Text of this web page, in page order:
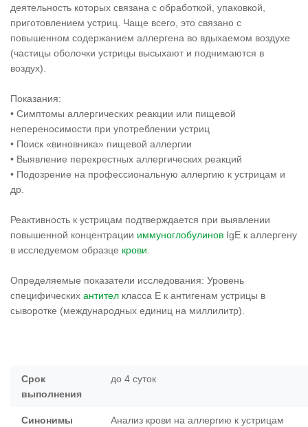
деятельность которых связана с обработкой, упаковкой,
приготовлением устриц. Чаще всего, это связано с
повышенном содержанием аллергена во вдыхаемом воздухе
(частицы оболочки устрицы высыхают и поднимаются в
воздух).
Показания:
• Симптомы аллергических реакции или пищевой
непереносимости при употреблении устриц
• Поиск «виновника» пищевой аллергии
• Выявление перекрестных аллергических реакций
• Подозрение на профессиональную аллергию к устрицам и
др.
Реактивность к устрицам подтверждается при выявлении
повышенной концентрации иммуноглобулинов IgE к аллергену
в исследуемом образце крови
Определяемые показатели исследования: Уровень
специфических антител класса E к антигенам устрицы в
сыворотке (международных единиц на миллилитр).
Срок
выполнения
до 4 суток
Синонимы
Анализ крови на аллергию к устрицам